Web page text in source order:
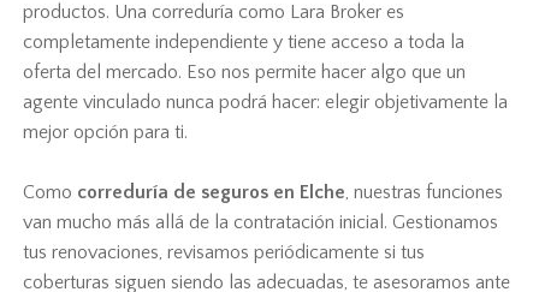
productos. Una correduría como Lara Broker es
completamente independiente y tiene acceso a toda la
oferta del mercado. Eso nos permite hacer algo que un
agente vinculado nunca podrá hacer: elegir objetivamente la
mejor opción para ti.
Como correduría de seguros en Elche, nuestras funciones
van mucho más allá de la contratación inicial. Gestionamos
tus renovaciones, revisamos periódicamente si tus
coberturas siguen siendo las adecuadas, te asesoramos ante